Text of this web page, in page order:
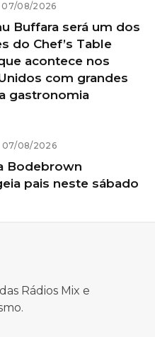
07/08/2026
Buffara será um dos
do Chef’s Table
acontece nos
com grandes
gastronomia
07/08/2026
Bodebrown
pais neste sábado
Rádios Mix e